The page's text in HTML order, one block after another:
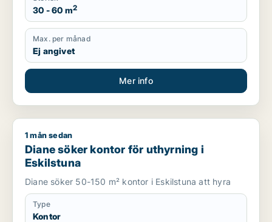
30 - 60 m2
Max. per månad
Ej angivet
Mer info
Diane söker kontor för uthyrning i Eskilstuna
1 mån sedan
Diane söker kontor för uthyrning i
Eskilstuna
Diane söker 50-150 m² kontor i Eskilstuna att hyra
Type
Kontor